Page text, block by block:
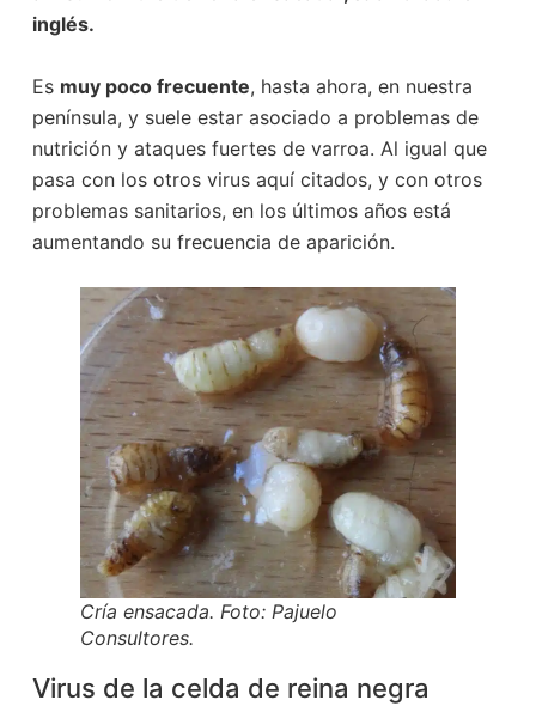
inglés.
Es muy poco frecuente, hasta ahora, en nuestra
península, y suele estar asociado a problemas de
nutrición y ataques fuertes de varroa. Al igual que
pasa con los otros virus aquí citados, y con otros
problemas sanitarios, en los últimos años está
aumentando su frecuencia de aparición.
Cría ensacada. Foto: Pajuelo
Consultores.
Virus de la celda de reina negra